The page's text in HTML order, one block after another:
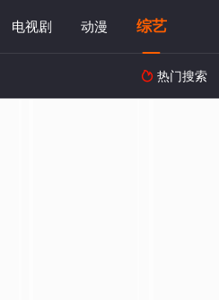
电视剧 动漫 综艺
 热门搜索